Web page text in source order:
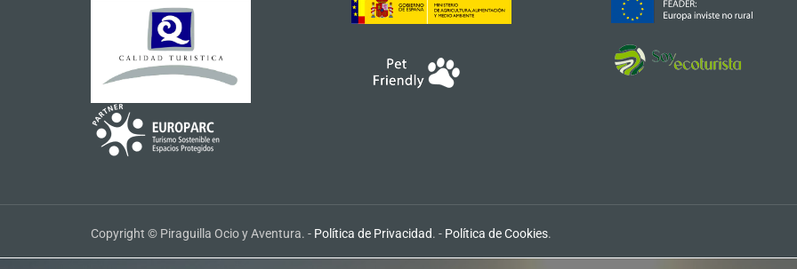
Copyright © Piraguilla Ocio y Aventura. - Política de Privacidad. - Política de Cookies.